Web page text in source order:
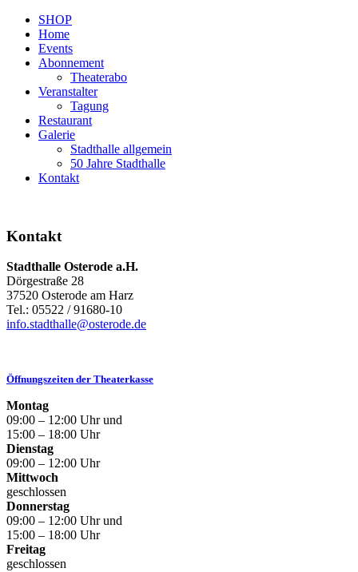
SHOP
Home
Events
Abonnement
Theaterabo
Veranstalter
Tagung
Restaurant
Galerie
Stadthalle allgemein
50 Jahre Stadthalle
Kontakt
Kontakt
Stadthalle Osterode a.H.
Dörgestraße 28
37520 Osterode am Harz
Tel.: 05522 / 91680-10
info.stadthalle@osterode.de
Öffnungszeiten der Theaterkasse
Montag
09:00 – 12:00 Uhr und
15:00 – 18:00 Uhr
Dienstag
09:00 – 12:00 Uhr
Mittwoch
geschlossen
Donnerstag
09:00 – 12:00 Uhr und
15:00 – 18:00 Uhr
Freitag
geschlossen